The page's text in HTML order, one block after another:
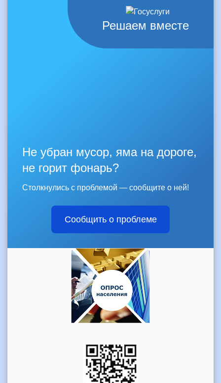
Решаем вместе
Не убран мусор, яма на дороге,
не горит фонарь?
Столкнулись с проблемой — сообщите о ней!
Сообщить о проблеме